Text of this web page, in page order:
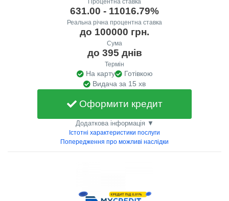
631.00 - 11016.79%
Реальна річна процентна ставка
до 100000 грн.
Сума
до 395 днів
Термін
На карту
Готівкою
Видача за 15 хв
Оформити кредит
Додаткова інформація ▼
Істотні характеристики послуги
Попередження про можливі наслідки